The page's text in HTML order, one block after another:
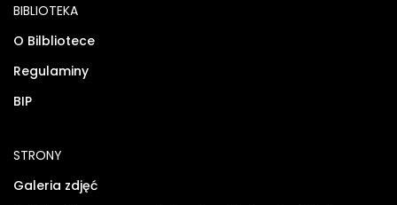
BIBLIOTEKA
O Bilbliotece
Regulaminy
BIP
STRONY
Galeria zdjęć